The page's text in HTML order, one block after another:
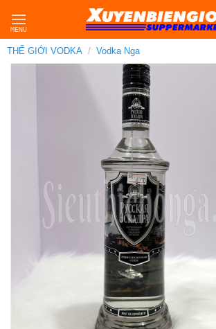
content
THẾ GIỚI VODKA / Vodka Nga